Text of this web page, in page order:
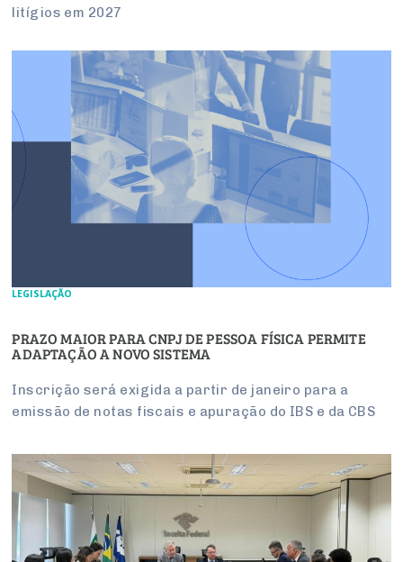
litígios em 2027
LEGISLAÇÃO
PRAZO MAIOR PARA CNPJ DE PESSOA FÍSICA PERMITE
ADAPTAÇÃO A NOVO SISTEMA
Inscrição será exigida a partir de janeiro para a
emissão de notas fiscais e apuração do IBS e da CBS